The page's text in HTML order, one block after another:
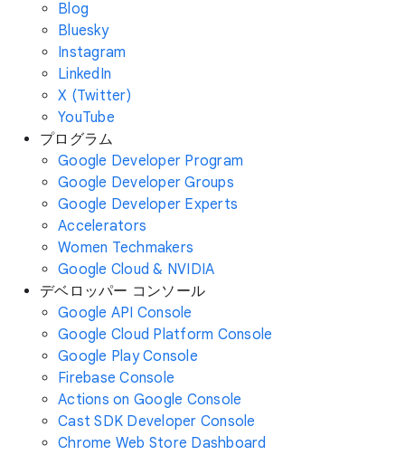
Blog
Bluesky
Instagram
LinkedIn
X (Twitter)
YouTube
プログラム
Google Developer Program
Google Developer Groups
Google Developer Experts
Accelerators
Women Techmakers
Google Cloud & NVIDIA
デベロッパー コンソール
Google API Console
Google Cloud Platform Console
Google Play Console
Firebase Console
Actions on Google Console
Cast SDK Developer Console
Chrome Web Store Dashboard